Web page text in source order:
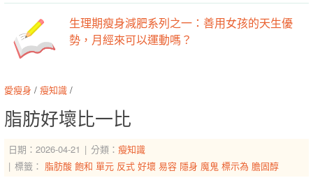
生理期瘦身減肥系列之一：善用女孩的天生優
勢，月經來可以運動嗎？
愛瘦身 / 瘦知識 /
脂肪好壞比一比
日期：2026-04-21 分類： 瘦知識
標籤： 脂肪酸 飽和 單元 反式 好壞 易容 隱身 魔鬼 標示為 膽固醇